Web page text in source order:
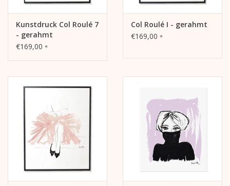
Kunstdruck Col Roulé 7
- gerahmt
€169,00 *
Col Roulé I - gerahmt
€169,00 *